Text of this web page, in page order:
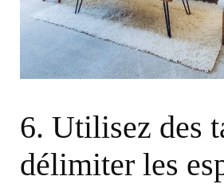
6. Utilisez des
délimiter les